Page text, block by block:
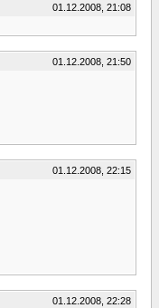
01.12.2008, 21:08
01.12.2008, 21:50
01.12.2008, 22:15
01.12.2008, 22:28